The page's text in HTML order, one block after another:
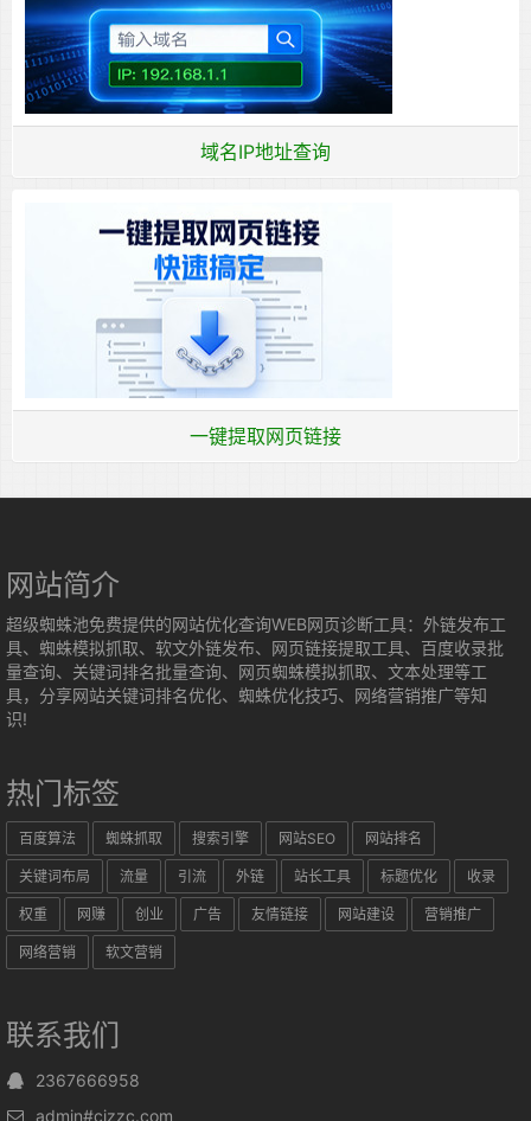
域名IP地址查询
一键提取网页链接
网站简介
超级蜘蛛池免费提供的网站优化查询WEB网页诊断工具：外链发布工
具、蜘蛛模拟抓取、软文外链发布、网页链接提取工具、百度收录批
量查询、关键词排名批量查询、网页蜘蛛模拟抓取、文本处理等工
具，分享网站关键词排名优化、蜘蛛优化技巧、网络营销推广等知
识!
热门标签
百度算法 蜘蛛抓取 搜索引擎 网站SEO 网站排名
关键词布局 流量 引流 外链 站长工具 标题优化 收录
权重 网赚 创业 广告 友情链接 网站建设 营销推广
网络营销 软文营销
联系我们
2367666958
admin#cjzzc.com